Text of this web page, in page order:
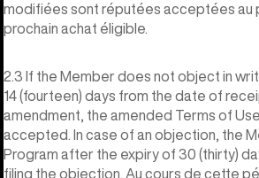
modifiées sont réputées acceptées au
prochain achat éligible.
2.3 If the Member does not object in
14 (fourteen) days from the date of
amendment, the amended Terms of
accepted. In case of an objection, the
Program after the expiry of 30 (thirty)
filing the objection. Au cours de cette